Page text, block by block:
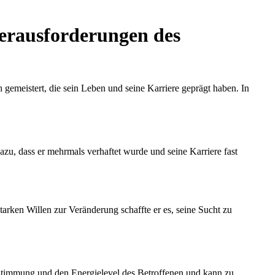
des
die sein Leben und seine Karriere geprägt haben. In
dass er mehrmals verhaftet wurde und seine Karriere fast
Willen zur Veränderung schaffte er es, seine Sucht zu
und den Energielevel des Betroffenen und kann zu